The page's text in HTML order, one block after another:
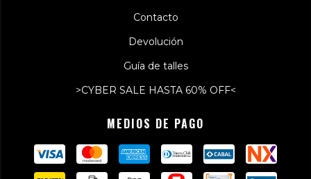
Contacto
Devolución
Guía de talles
>CYBER SALE HASTA 60% OFF<
MEDIOS DE PAGO